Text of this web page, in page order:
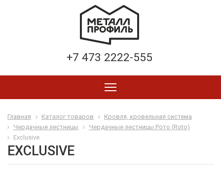
+7 473 2222-555
Главная Каталог товаров
Кровля, кровельная система
Чердачные лестницы
Чердачные лестницы Рото (Roto)
Exclusive
EXCLUSIVE